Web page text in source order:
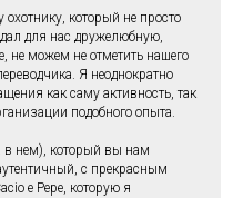
который не просто
для нас дружелюбную,
не можем не отметить нашего
Я неоднократно
как саму активность, так
подобного опыта.
в нем), который вы нам
с прекрасным
e Pepe, которую я